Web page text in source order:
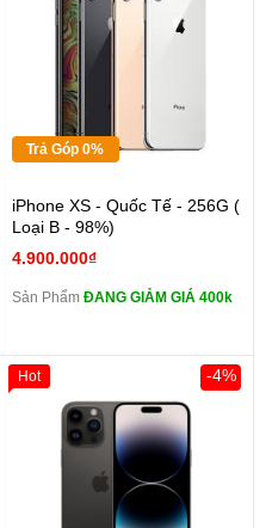
Trả Góp 0%
iPhone XS - Quốc Tế - 256G (
Loại B - 98%)
4.900.000₫
Sản Phẩm ĐANG GIẢM GIÁ 400k
-4%
Hot